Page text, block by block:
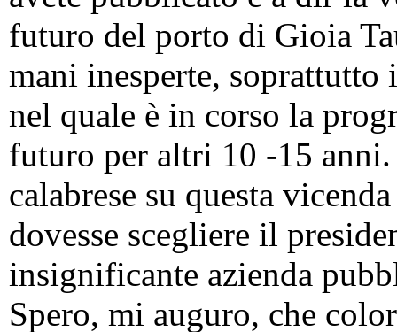
futuro del porto di Gioia
mani inesperte,
nel quale è in corso la
futuro per altri 10 -15
calabrese su questa
dovesse scegliere il
insignificante azienda
Spero, mi auguro, che